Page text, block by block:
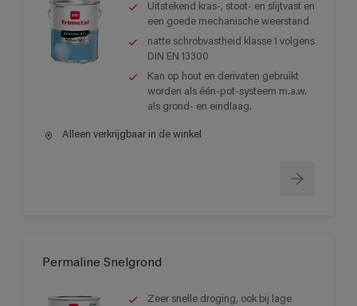
Uitstekend kras-, stoot- en slijtvast en
een goede mechanische weerstand
natte schrobvastheid klasse 1 volgens
DIN EN 13300
Kan op hout en derivaten gebruikt
worden als één-pot-systeem m.a.w.
als grond- en eindlaag.
Alleen verkrijgbaar in de winkel
Permaline Snelgrond
Zeer snelle droging, ook bij lage